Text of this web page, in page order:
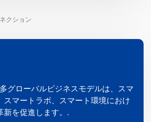
グローバルビジネスモデルは、スマ
スマートラボ、スマート環境におけ
新を促進します。.
クション